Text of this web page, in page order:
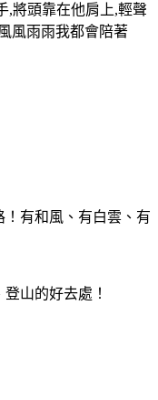
,將頭靠在他肩上,輕聲
風雨雨我都會陪著
有和風、有白雲、有
山的好去處！